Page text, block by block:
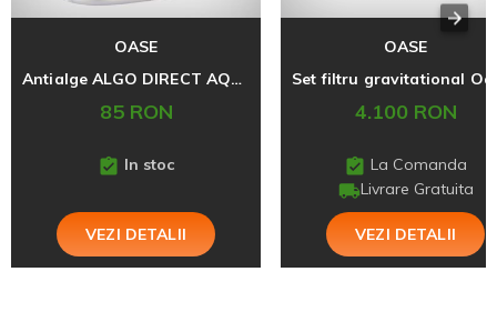
OASE
Antialge ALGO DIRECT AQUACTIV
85 RON
In stoc
VEZI DETALII
OASE
4.100 RON
La Comanda
Livrare Gratuita
VEZI DETALII